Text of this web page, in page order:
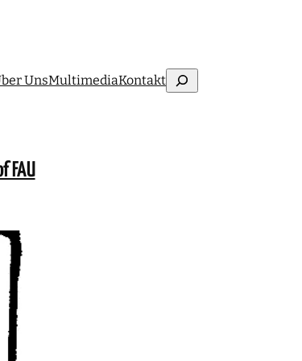
UnsMultimediaKontaktSuchen
FAU